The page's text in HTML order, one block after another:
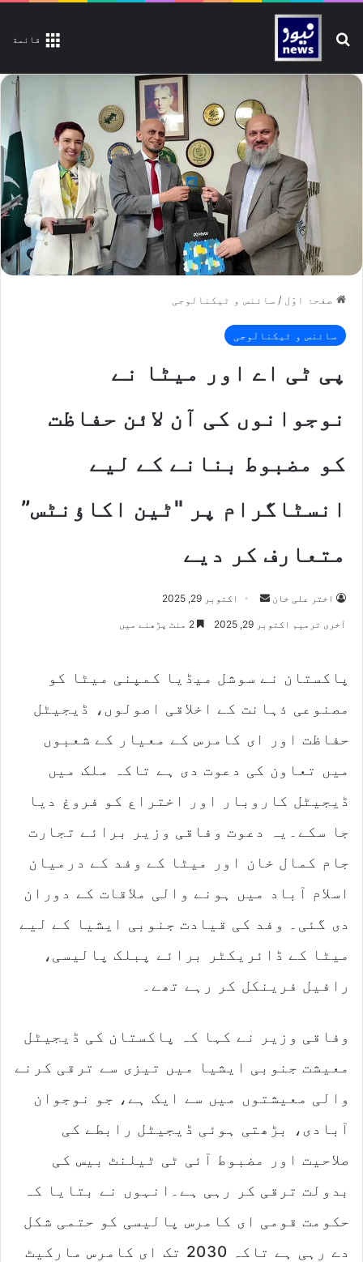
قائمة تلاش کیجیے
صفحۂ اوّل / سائنس و ٹیکنالوجی
سائنس و ٹیکنالوجی
پی ٹی اے اور میٹا نے
نوجوانوں کی آن لائن حفاظت
کو مضبوط بنانے کے لیے
انسٹاگرام پر "ٹین اکاؤنٹس”
متعارف کر دیے
اختر علی خان
e
m
i
اکتوبر 29, 2025
آخری ترمیم اکتوبر 29, 2025
پاکستان نے سوشل میڈیا کمپنی میٹا کو
مصنوعی ذہانت کے اخلاقی اصولوں، ڈیجیٹل
حفاظت اور ای کامرس کے معیار کے شعبوں
میں تعاون کی دعوت دی ہے تاکہ ملک میں
ڈیجیٹل کاروبار اور اختراع کو فروغ دیا
جا سکے۔یہ دعوت وفاقی وزیر برائے تجارت
جام کمال خان اور میٹا کے وفد کے درمیان
اسلام آباد میں ہونے والی ملاقات کے دوران
دی گئی۔ وفد کی قیادت جنوبی ایشیا کے لیے
میٹا کے ڈائریکٹر برائے پبلک پالیسی،
رافیل فرینکل کر رہے تھے۔
وفاقی وزیر نے کہا کہ پاکستان کی ڈیجیٹل
معیشت جنوبی ایشیا میں تیزی سے ترقی کرنے
والی معیشتوں میں سے ایک ہے، جو نوجوان
آبادی، بڑھتی ہوئی ڈیجیٹل رابطے کی
صلاحیت اور مضبوط آئی ٹی ٹیلنٹ بیس کی
بدولت ترقی کر رہی ہے۔انہوں نے بتایا کہ
حکومت قومی ای کامرس پالیسی کو حتمی شکل
دے رہی ہے تاکہ 2030 تک ای کامرس مارکیٹ